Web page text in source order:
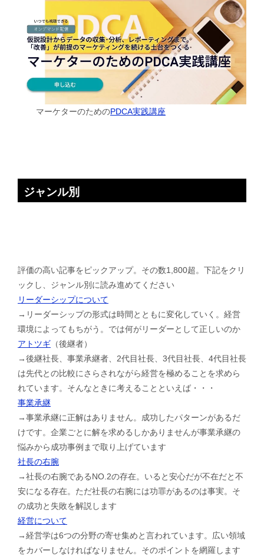
マーケターのためのPDCA実践講座
ジャンル別
評価の高い記事をピックアップ。その数1,800超。下記をクリ
ックし、ジャンル別に読み進めてください
リーダーシップについて
→リーダーシップの形式は時間とともに変化していく。経営
環境によってもちがう。では何がリーダーとして正しいのか
アトツギ （後継者）
→後継社長、事業承継者、2代目社長、3代目社長、4代目社長
は先代との比較にさらされながら経営を極めることを求めら
れています。そんなときに考えることといえば・・・
事業承継
→事業承継に正解はありません。成功したパターンがあるだ
けです。企業ごとに解を求めるしかありませんが事業承継の
悩みから成功事例まで取り上げています
社長の右腕
→社長の右腕であるNO.2の存在。いると安心だが不在だと不
安になる存在。ただ社長の右腕には功罪があるのは事実。そ
の成功と失敗を解説します
経営について
→経営学は6つの分野の寄せ集めと言われています。広い領域
をカバーしなければなりません。そのポイントを網羅します